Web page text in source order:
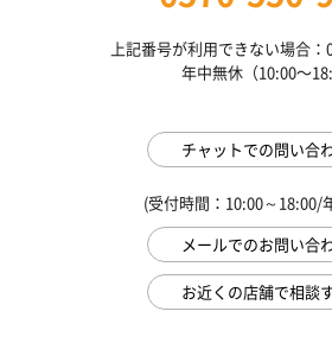
上記番号が利用できない場合
年中無休（10:00〜
チャットでの問い合
(受付時間：10:00～18:00/
メールでのお問い合
お近くの店舗で相談